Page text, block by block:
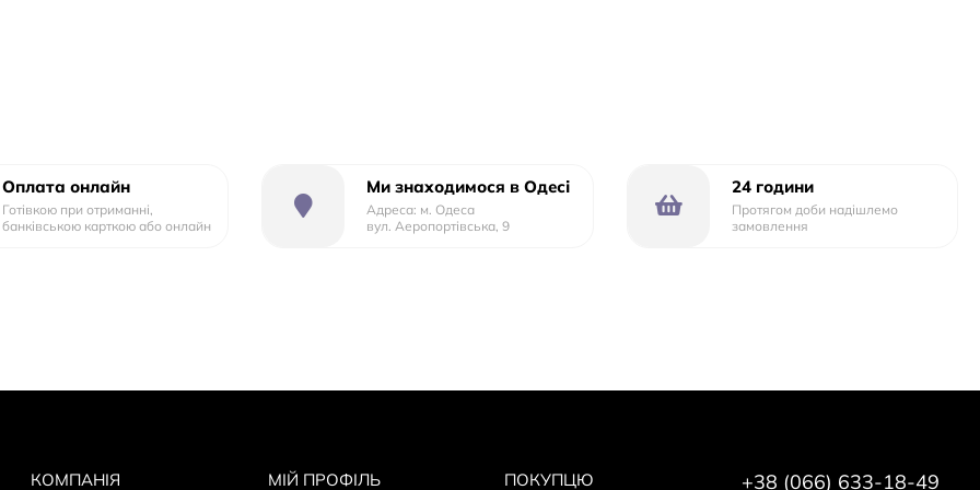
Оплата онлайн
Готівкою при отриманні,
банківською карткою або онлайн
Ми знаходимося в Одесі
Адреса: м. Одеса
вул. Аеропортівська, 9
24 години
Протягом доби надішлемо
замовлення
КОМПАНІЯ МІЙ ПРОФІЛЬ ПОКУПЦЮ +38 (066) 633-18-49